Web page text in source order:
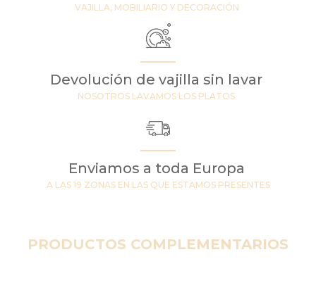
VAJILLA, MOBILIARIO Y DECORACIÓN
Devolución de vajilla sin lavar
NOSOTROS LAVAMOS LOS PLATOS
Enviamos a toda Europa
A LAS 19 ZONAS EN LAS QUE ESTAMOS PRESENTES
PRODUCTOS COMPLEMENTARIOS